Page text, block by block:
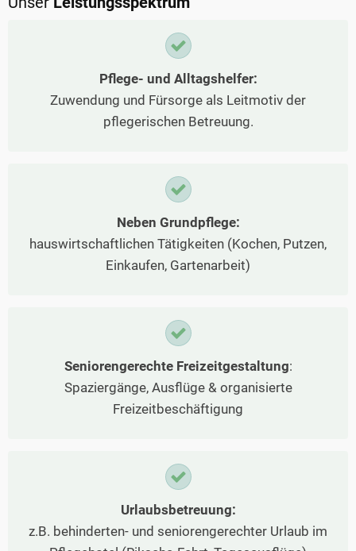
Pflege- und Alltagshelfer:
Zuwendung und Fürsorge als Leitmotiv der
pflegerischen Betreuung.
Neben Grundpflege:
hauswirtschaftlichen Tätigkeiten (Kochen, Putzen,
Einkaufen, Gartenarbeit)
Seniorengerechte Freizeitgestaltung:
Spaziergänge, Ausflüge & organisierte
Freizeitbeschäftigung
Urlaubsbetreuung:
z.B. behinderten- und seniorengerechter Urlaub im